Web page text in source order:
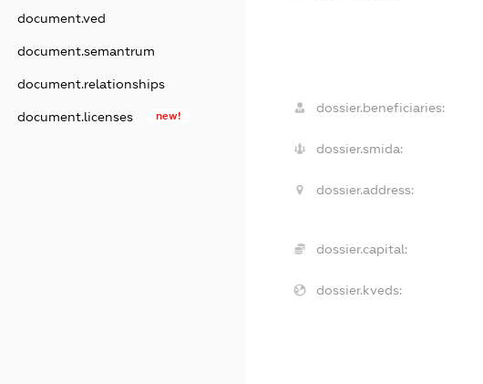
document.ved
document.semantrum
document.relationships
document.licenses new!
dossier.beneficiaries:
dossier.smida:
dossier.address:
dossier.capital:
dossier.kveds: